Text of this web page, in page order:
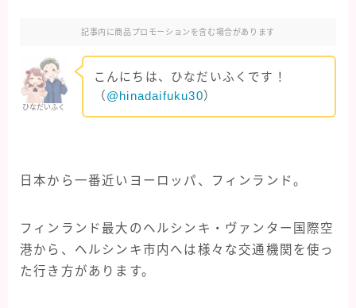
コスタフォーチュナ
海外旅行
記事内に商品プロモーションを含む場合があります
ひなだいふく
こんにちは、ひなだいふくです！
（ @hinadaifuku30）
日本から一番近いヨーロッパ、フィンランド。
フィンランド最大のヘルシンキ・ヴァンター国際空
港から、ヘルシンキ市内へは様々な交通機関を使っ
た行き方があります。